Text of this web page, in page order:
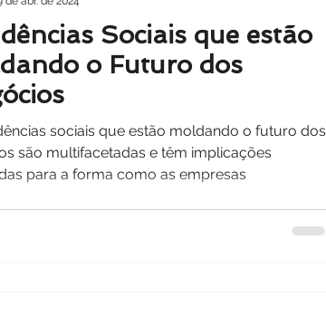
Sociais que estão
o Futuro dos
sociais que estão moldando o futuro dos
são multifacetadas e têm implicações
para a forma como as empresas